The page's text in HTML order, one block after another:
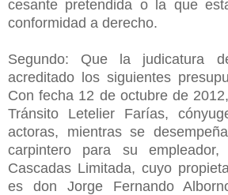
cesante pretendida o la que
conformidad a derecho.
Segundo: Que la judicatura
acreditado los siguientes
Con fecha 12 de octubre de
Tránsito Letelier Farías,
actoras, mientras se
carpintero para su empleador,
Cascadas Limitada, cuyo
es don Jorge Fernando